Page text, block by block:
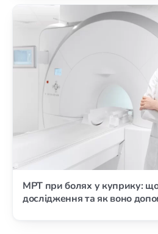
МРТ при болях у куприку:
дослідження та як воно